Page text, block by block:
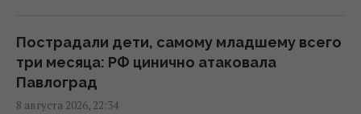
РФ готовит масштабные удары по Киеву
перед 24 августа: в ISW раскрыли цели
Пострадали дети, самому младшему всего
три месяца: РФ цинично атаковала
Павлоград
8 августа 2026, 22:34